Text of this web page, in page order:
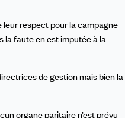
leur respect pour la campagne
la faute en est imputée à la
de gestion mais bien la
organe paritaire n’est prévu